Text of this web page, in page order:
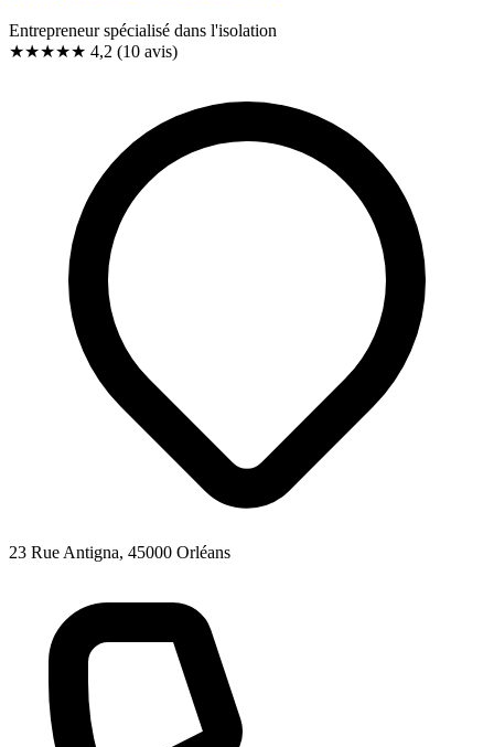
Entrepreneur spécialisé dans l'isolation
★★★★★ 4,2 (10 avis)
23 Rue Antigna, 45000 Orléans